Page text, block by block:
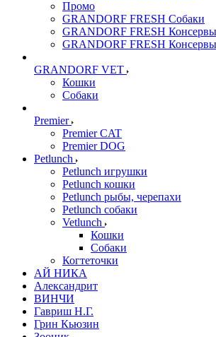
Промо
GRANDORF FRESH Собаки
GRANDORF FRESH
GRANDORF FRESH
GRANDORF VET
Кошки
Собаки
Premier
Premier CAT
Premier DOG
Petlunch
Petlunch игрушки
Petlunch кошки
Petlunch рыбы, черепахи
Petlunch собаки
Vetlunch
Кошки
Собаки
Когтеточки
АЙ НИКА
Александрит
ВИНЧИ
Гавриш Н.Г.
Грин Кьюзин